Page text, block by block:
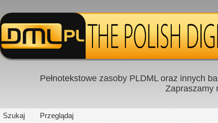
Pełnotekstowe zasoby PLDML oraz innych
Zapraszamy
Szukaj Przeglądaj